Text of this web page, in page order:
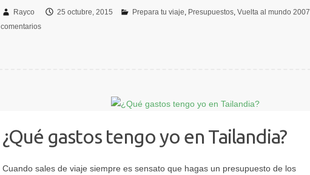
Rayco 25 octubre, 2015 Prepara tu viaje Presupuestos Vuelta al mundo 2007
comentarios
¿Qué gastos tengo yo en Tailandia?